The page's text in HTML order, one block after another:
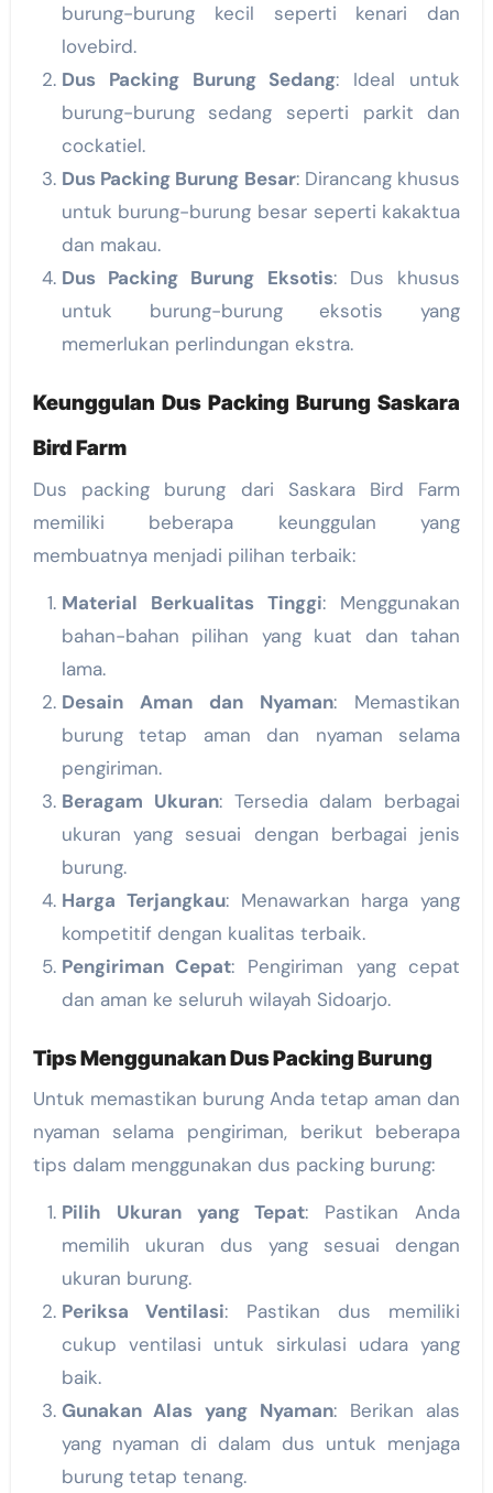
burung-burung kecil seperti kenari dan
lovebird.
Dus Packing Burung Sedang: Ideal untuk
burung-burung sedang seperti parkit dan
cockatiel.
Dus Packing Burung Besar: Dirancang khusus
untuk burung-burung besar seperti kakaktua
dan makau.
Dus Packing Burung Eksotis: Dus khusus
untuk burung-burung eksotis yang
memerlukan perlindungan ekstra.
Keunggulan Dus Packing Burung Saskara
Bird Farm
Dus packing burung dari Saskara Bird Farm
memiliki beberapa keunggulan yang
membuatnya menjadi pilihan terbaik:
Material Berkualitas Tinggi: Menggunakan
bahan-bahan pilihan yang kuat dan tahan
lama.
Desain Aman dan Nyaman: Memastikan
burung tetap aman dan nyaman selama
pengiriman.
Beragam Ukuran: Tersedia dalam berbagai
ukuran yang sesuai dengan berbagai jenis
burung.
Harga Terjangkau: Menawarkan harga yang
kompetitif dengan kualitas terbaik.
Pengiriman Cepat: Pengiriman yang cepat
dan aman ke seluruh wilayah Sidoarjo.
Tips Menggunakan Dus Packing Burung
Untuk memastikan burung Anda tetap aman dan
nyaman selama pengiriman, berikut beberapa
tips dalam menggunakan dus packing burung:
Pilih Ukuran yang Tepat: Pastikan Anda
memilih ukuran dus yang sesuai dengan
ukuran burung.
Periksa Ventilasi: Pastikan dus memiliki
cukup ventilasi untuk sirkulasi udara yang
baik.
Gunakan Alas yang Nyaman: Berikan alas
yang nyaman di dalam dus untuk menjaga
burung tetap tenang.